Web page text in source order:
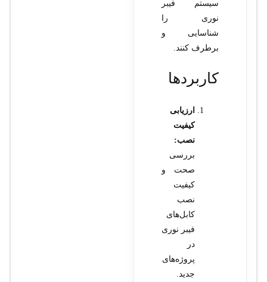
سیستم فیبر
نوری را
شناسایی و
برطرف کنند.
کاربردها
ارزیابی
کیفیت
نصب:
بررسی
صحت و
کیفیت
نصب
کابل‌های
فیبر نوری
در
پروژه‌های
جدید.